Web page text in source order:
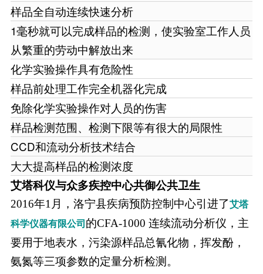
样品全自动连续快速分析
1毫秒就可以完成样品的检测，使实验室工作人员
从繁重的劳动中解放出来
化学实验操作具有危险性
样品前处理工作完全机器化完成
免除化学实验操作对人员的伤害
样品检测范围、检测下限等有很大的局限性
CCD和流动分析技术结合
大大提高样品的检测浓度
艾塔科仪与众多疾控中心共御公共卫生
2016年1月，洛宁县疾病预防控制中心引进了艾塔
科学仪器有限公司 的CFA-1000 连续流动分析仪，主
要用于地表水，污染源样品总氰化物，挥发酚，
氨氮等三项参数的定量分析检测。